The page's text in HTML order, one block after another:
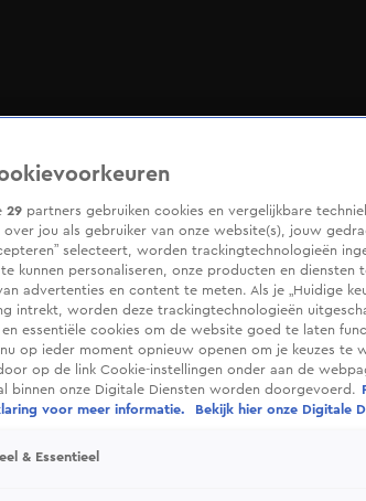
29 partners gebruiken cookies en vergelijkbare
over jou als gebruiker van onze website(s), jouw
selecteert, worden trackingtechnologieën
kunnen personaliseren, onze producten en diensten
advertenties en content te meten. Als je „Huidige
intrekt, worden deze trackingtechnologieën
essentiële cookies om de website goed te laten
op ieder moment opnieuw openen om je keuzes te
op de link Cookie-instellingen onder aan de
binnen onze Digitale Diensten worden doorgevoerd.
voor meer informatie.
Bekijk hier onze Digitale
& Essentieel